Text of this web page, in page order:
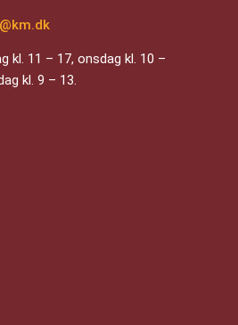
kl. 11 – 17, onsdag kl. 10 –
kl. 9 – 13.